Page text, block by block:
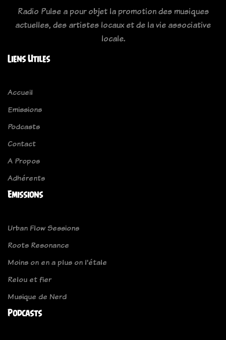
Radio Pulse a pour objet la promotion des musiques
actuelles, des artistes locaux et de la vie associative
locale.
Liens Utiles
Accueil
Emissions
Podcasts
Contact
A Propos
Adhérents
Emissions
Urban Flow Sessions
Roots Resonance
Moins on en a plus on l'étale
Relou et fier
Musique de Nerd
Podcasts